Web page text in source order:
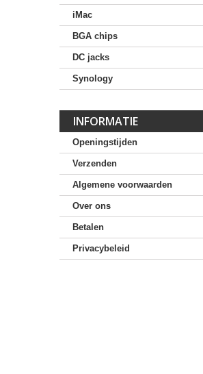
iMac
BGA chips
DC jacks
Synology
INFORMATIE
Openingstijden
Verzenden
Algemene voorwaarden
Over ons
Betalen
Privacybeleid